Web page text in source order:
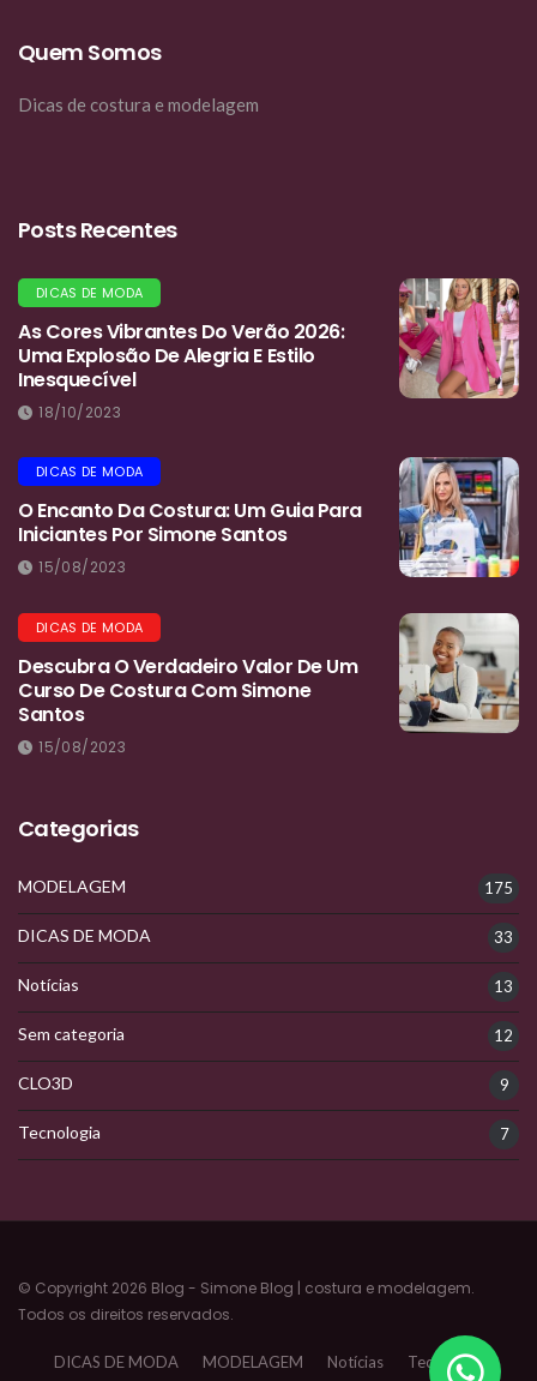
Quem Somos
Dicas de costura e modelagem
Posts Recentes
DICAS DE MODA
As Cores Vibrantes Do Verão 2026:
Uma Explosão De Alegria E Estilo
Inesquecível
18/10/2023
DICAS DE MODA
O Encanto Da Costura: Um Guia Para
Iniciantes Por Simone Santos
15/08/2023
DICAS DE MODA
Descubra O Verdadeiro Valor De Um
Curso De Costura Com Simone
Santos
15/08/2023
Categorias
MODELAGEM 175
DICAS DE MODA 33
Notícias 13
Sem categoria 12
CLO3D 9
Tecnologia 7
© Copyright 2026 Blog - Simone Blog | costura e modelagem.
Todos os direitos reservados.
DICAS DE MODA MODELAGEM Notícias Tecnologia